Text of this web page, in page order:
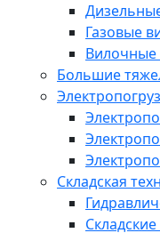
Газовые
Вилочные
Большие
Складская